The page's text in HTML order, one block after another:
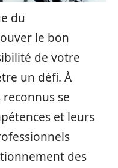
du
le bon
de votre
un défi. À
se
et leurs
des